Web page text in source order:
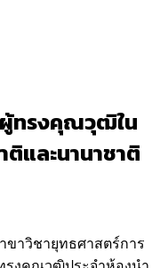
ผู้ทรงคุณวุฒิใน
ติและนานาชาติ
ขาวิชายุทธศาสตร์การ